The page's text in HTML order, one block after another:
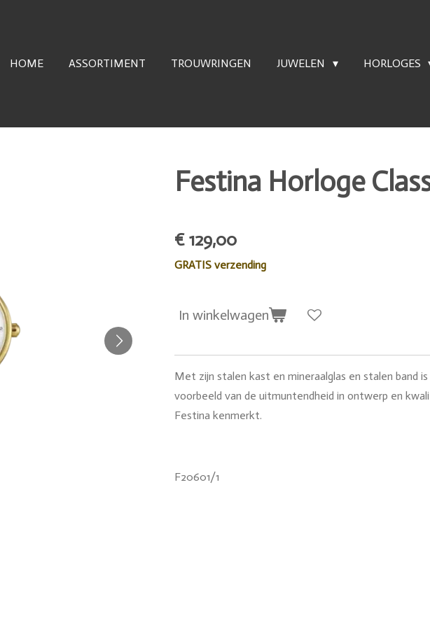
HOME ASSORTIMENT TROUWRINGEN JUWELEN HORLOGES
Festina Horloge
€ 129,00
GRATIS verzending
In winkelwagen
Met zijn stalen kast en mineraalglas en stalen band
voorbeeld van de uitmuntendheid in ontwerp en
Festina kenmerkt.
F20601/1